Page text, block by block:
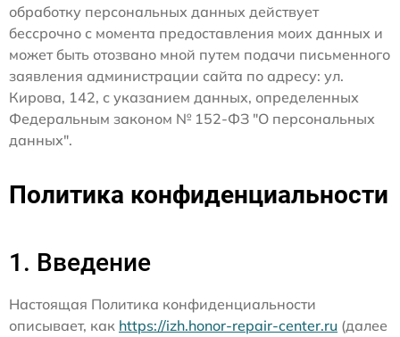
обработку персональных данных действует
бессрочно с момента предоставления моих данных и
может быть отозвано мной путем подачи письменного
заявления администрации сайта по адресу: ул.
Кирова, 142, с указанием данных, определенных
Федеральным законом № 152-ФЗ "О персональных
данных".
Политика конфиденциальности
1. Введение
Настоящая Политика конфиденциальности
описывает, как https://izh.honor-repair-center.ru (далее